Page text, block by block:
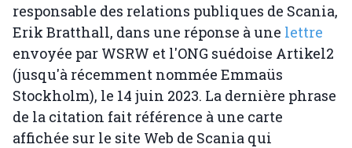
responsable des relations publiques de Scania,
Erik Bratthall, dans une réponse à une lettre
envoyée par WSRW et l'ONG suédoise Artikel2
(jusqu'à récemment nommée Emmaüs
Stockholm), le 14 juin 2023. La dernière phrase
de la citation fait référence à une carte
affichée sur le site Web de Scania qui